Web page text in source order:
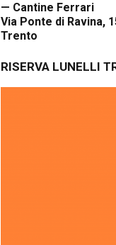
— Cantine Ferrari
Via Ponte di Ravina,
Trento
RISERVA LUNELLI